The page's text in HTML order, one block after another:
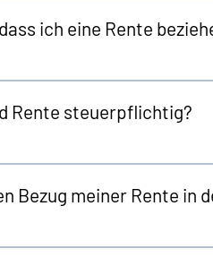
ich eine Rente
Rente steuerpflichtig?
Bezug meiner Rente